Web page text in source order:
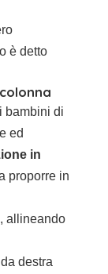
è detto
bambini di
ed
in
proporre in
allineando
destra